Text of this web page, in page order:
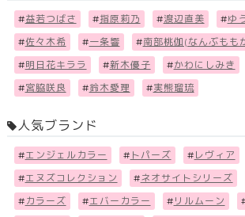
#益若つばさ #指原莉乃 #渡辺直美 #ゆ
#佐々木希 #一条響 #南部桃伽(なんぶもも
#明日花キララ #新木優子 #かわにしみき
#宮脇咲良 #鈴木愛理 #実熊瑠琉
人気ブランド
#エンジェルカラー # トパーズ # レヴィア
#エヌズコレクション #ネオサイトシリーズ
# カラーズ #エバーカラー # リルムーン